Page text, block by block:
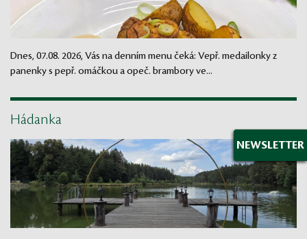
Dnes, 07.08. 2026, Vás na denním menu čeká: Vepř. medailonky z
panenky s pepř. omáčkou a opeč. brambory ve...
Hádanka
NEWSLETTER